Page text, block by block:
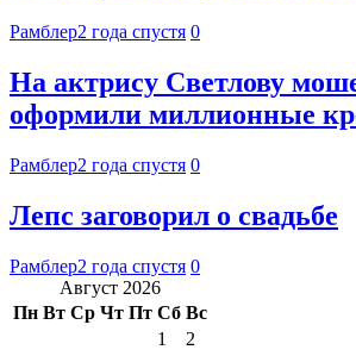
Рамблер2 года спустя 0
На актрису Светлову
оформили миллионные
Рамблер2 года спустя 0
Лепс заговорил о свадьбе
Рамблер2 года спустя 0
Август 2026
Пн Вт Ср Чт Пт Сб Вс
1
2